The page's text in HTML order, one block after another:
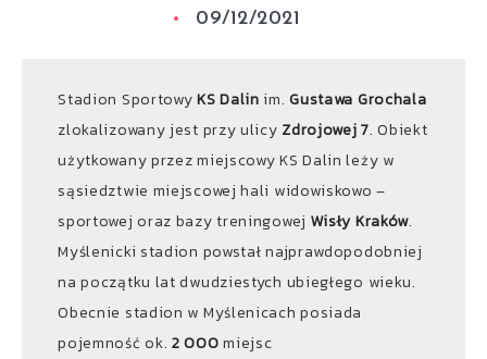
09/12/2021
Stadion SportowyKS Dalin im.Gustawa Grochala
zlokalizowany jest przy ulicy Zdrojowej 7. Obiekt
użytkowany przez miejscowy KS Dalin leży w
sąsiedztwie miejscowej hali widowiskowo –
sportowej oraz bazy treningowej Wisły Kraków.
Myślenicki stadion powstał najprawdopodobniej
na początku lat dwudziestych ubiegłego wieku.
Obecnie stadion w Myślenicach posiada
pojemność ok.2 000miejsc